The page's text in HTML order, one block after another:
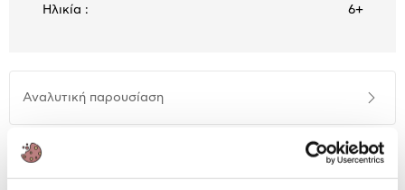
Ηλικία : 6+
Αναλυτική παρουσίαση
Προδιαγραφές
προϊόντος
Χαρακτηριστικά